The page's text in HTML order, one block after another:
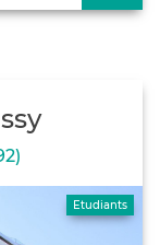
Etudiants